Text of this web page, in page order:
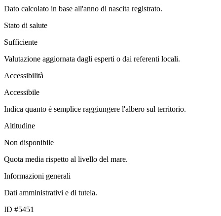
Dato calcolato in base all'anno di nascita registrato.
Stato di salute
Sufficiente
Valutazione aggiornata dagli esperti o dai referenti locali.
Accessibilità
Accessibile
Indica quanto è semplice raggiungere l'albero sul territorio.
Altitudine
Non disponibile
Quota media rispetto al livello del mare.
Informazioni generali
Dati amministrativi e di tutela.
ID #5451